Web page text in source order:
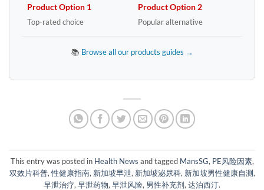
Product Option 1
Top-rated choice
Product Option 2
Popular alternative
📚 Browse all our products guides →
This entry was posted in Health News and tagged MansSG, PE风险因素,
双效片科普,性健康指南, 新加坡早泄, 新加坡泌尿科, 新加坡男性健康自测,
早泄治疗, 早泄药物, 早泄风险, 男性补充剂, 达泊西汀.